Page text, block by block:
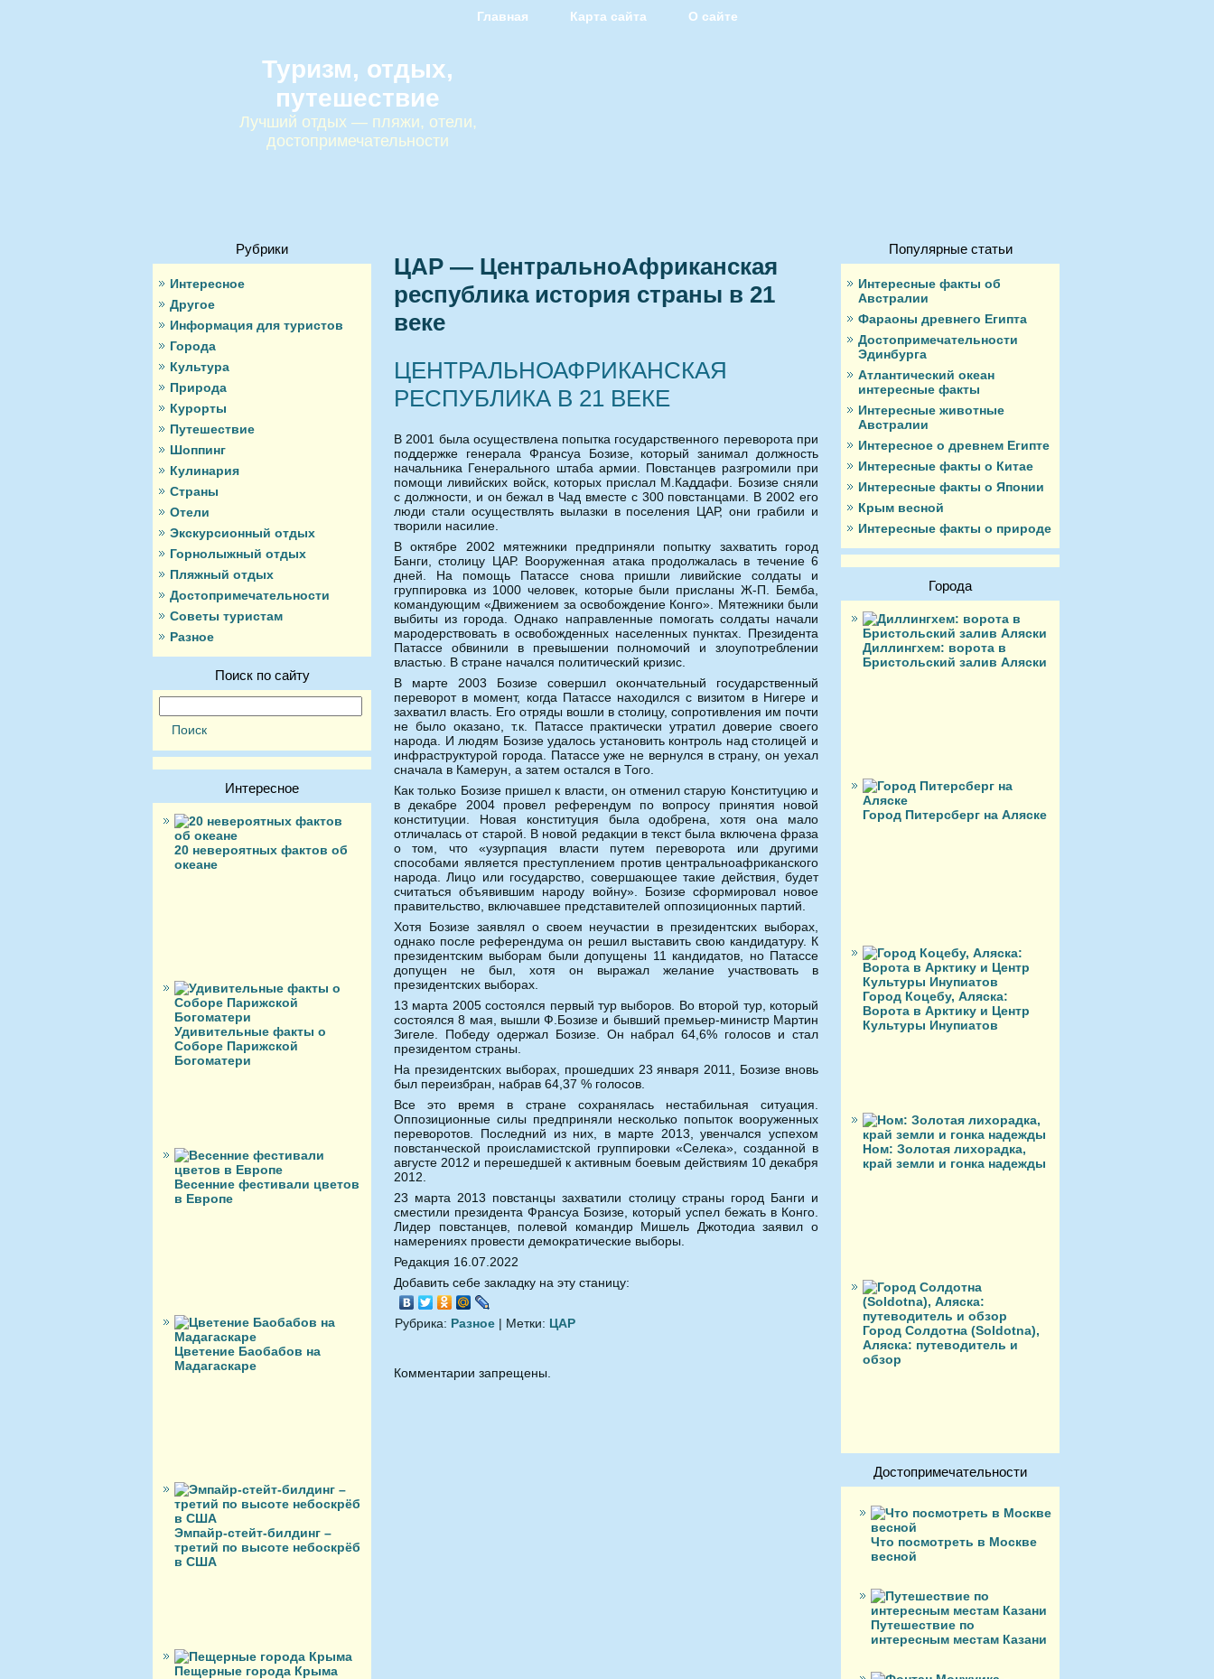
Главная Карта сайта О сайте
Туризм, отдых,
путешествие
Лучший отдых — пляжи, отели,
достопримечательности
Рубрики
Интересное
Другое
Информация для туристов
Города
Культура
Природа
Курорты
Путешествие
Шоппинг
Кулинария
Страны
Отели
Экскурсионный отдых
Горнолыжный отдых
Пляжный отдых
Достопримечательности
Советы туристам
Разное
Поиск по сайту
Интересное
20 невероятных фактов об
океане
Удивительные факты о
Соборе Парижской
Богоматери
Весенние фестивали цветов
в Европе
Цветение Баобабов на
Мадагаскаре
Эмпайр-стейт-билдинг –
третий по высоте небоскрёб
в США
Пещерные города Крыма
ЦАР — ЦентральноАфриканская
республика история страны в 21
веке
ЦЕНТРАЛЬНОАФРИКАНСКАЯ
РЕСПУБЛИКА В 21 ВЕКЕ
В 2001 была осуществлена попытка государственного переворота при
поддержке генерала Франсуа Бозизе, который занимал должность
начальника Генерального штаба армии. Повстанцев разгромили при
помощи ливийских войск, которых прислал М.Каддафи. Бозизе сняли
с должности, и он бежал в Чад вместе с 300 повстанцами. В 2002 его
люди стали осуществлять вылазки в поселения ЦАР, они грабили и
творили насилие.
В октябре 2002 мятежники предприняли попытку захватить город
Банги, столицу ЦАР. Вооруженная атака продолжалась в течение 6
дней. На помощь Патассе снова пришли ливийские солдаты и
группировка из 1000 человек, которые были присланы Ж-П. Бемба,
командующим «Движением за освобождение Конго». Мятежники были
выбиты из города. Однако направленные помогать солдаты начали
мародерствовать в освобожденных населенных пунктах. Президента
Патассе обвинили в превышении полномочий и злоупотреблении
властью. В стране начался политический кризис.
В марте 2003 Бозизе совершил окончательный государственный
переворот в момент, когда Патассе находился с визитом в Нигере и
захватил власть. Его отряды вошли в столицу, сопротивления им почти
не было оказано, т.к. Патассе практически утратил доверие своего
народа. И людям Бозизе удалось установить контроль над столицей и
инфраструктурой города. Патассе уже не вернулся в страну, он уехал
сначала в Камерун, а затем остался в Того.
Как только Бозизе пришел к власти, он отменил старую Конституцию и
в декабре 2004 провел референдум по вопросу принятия новой
конституции. Новая конституция была одобрена, хотя она мало
отличалась от старой. В новой редакции в текст была включена фраза
о том, что «узурпация власти путем переворота или другими
способами является преступлением против центральноафриканского
народа. Лицо или государство, совершающее такие действия, будет
считаться объявившим народу войну». Бозизе сформировал новое
правительство, включавшее представителей оппозиционных партий.
Хотя Бозизе заявлял о своем неучастии в президентских выборах,
однако после референдума он решил выставить свою кандидатуру. К
президентским выборам были допущены 11 кандидатов, но Патассе
допущен не был, хотя он выражал желание участвовать в
президентских выборах.
13 марта 2005 состоялся первый тур выборов. Во второй тур, который
состоялся 8 мая, вышли Ф.Бозизе и бывший премьер-министр Мартин
Зигеле. Победу одержал Бозизе. Он набрал 64,6% голосов и стал
президентом страны.
На президентских выборах, прошедших 23 января 2011, Бозизе вновь
был переизбран, набрав 64,37 % голосов.
Все это время в стране сохранялась нестабильная ситуация.
Оппозиционные силы предприняли несколько попыток вооруженных
переворотов. Последний из них, в марте 2013, увенчался успехом
повстанческой происламистской группировки «Селека», созданной в
августе 2012 и перешедшей к активным боевым действиям 10 декабря
2012.
23 марта 2013 повстанцы захватили столицу страны город Банги и
сместили президента Франсуа Бозизе, который успел бежать в Конго.
Лидер повстанцев, полевой командир Мишель Джотодиа заявил о
намерениях провести демократические выборы.
Редакция 16.07.2022
Добавить себе закладку на эту станицу:
Рубрика: Разное | Метки: ЦАР
Комментарии запрещены.
Популярные статьи
Интересные факты об
Австралии
Фараоны древнего Египта
Достопримечательности
Эдинбурга
Атлантический океан
интересные факты
Интересные животные
Австралии
Интересное о древнем Египте
Интересные факты о Китае
Интересные факты о Японии
Крым весной
Интересные факты о природе
Города
Диллингхем: ворота в
Бристольский залив Аляски
Город Питерсберг на Аляске
Город Коцебу, Аляска:
Ворота в Арктику и Центр
Культуры Инупиатов
Ном: Золотая лихорадка,
край земли и гонка надежды
Город Солдотна (Soldotna),
Аляска: путеводитель и
обзор
Достопримечательности
Что посмотреть в Москве
весной
Путешествие по
интересным местам Казани